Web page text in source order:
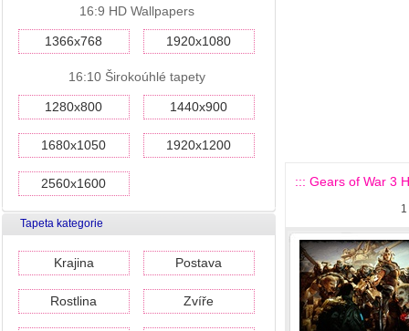
16:9 HD Wallpapers
1366x768 1920x1080
16:10 Širokoúhlé tapety
1280x800 1440x900
1680x1050 1920x1200
2560x1600
Tapeta kategorie
Krajina Postava
Rostlina Zvíře
::: Gears of War 3
1